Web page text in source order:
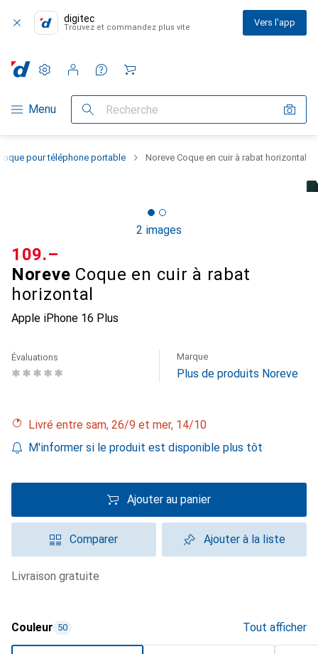
digitec
Trouvez et commandez plus vite Vers l'app
Navigation par catégorie
Menu Recherche
Paramètres
Compte client
Listes de comparaison
Listes d'envies
Panier
pour téléphone portable Noreve Coque en cuir à rabat horizontal
2 images
Noreve Coque en cuir à rabat
horizontal
Apple iPhone 16 Plus
CHF
109.–
Évaluations Marque
Plus de produits Noreve
Livré entre sam, 26/9 et mer, 14/10
M'informer si le produit est disponible plus tôt
Ajouter au panier
Comparer Ajouter à la liste
livraison gratuite
Couleur 50 Tout afficher